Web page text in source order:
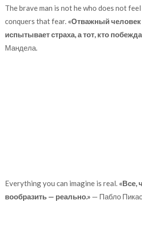
The brave man is not he who does not
conquers that fear. «Отважный человек
испытывает страха, а тот, кто
Мандела.
Everything you can imagine is real. «Все,
вообразить — реально.» — Пабло